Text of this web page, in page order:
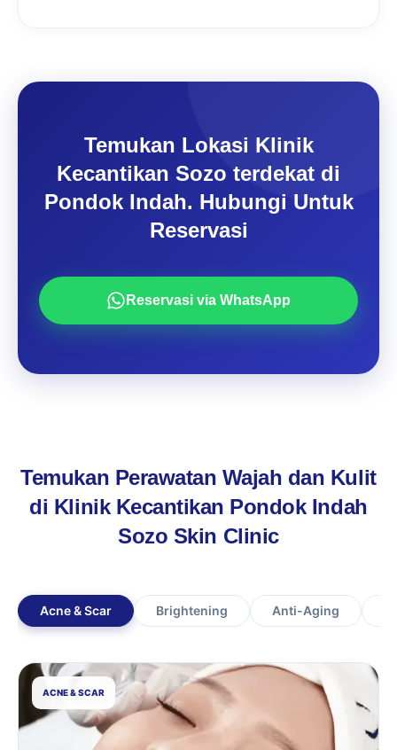
Temukan Lokasi Klinik
Kecantikan Sozo terdekat di
Pondok Indah. Hubungi Untuk
Reservasi
Reservasi via WhatsApp
Temukan Perawatan Wajah dan Kulit
di Klinik Kecantikan Pondok Indah
Sozo Skin Clinic
Acne & Scar Brightening Anti-Aging
ACNE & SCAR